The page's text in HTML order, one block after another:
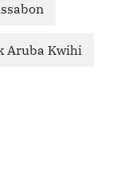
Aruba Kwihi